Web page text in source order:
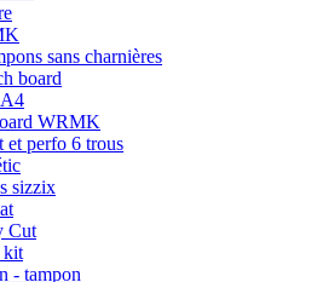
sans charnières
board
WRMK
et perfo 6 trous
sizzix
Cut
kit
- tampon